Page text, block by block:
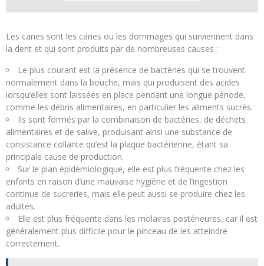
Les caries sont les caries ou les dommages qui surviennent dans
la dent et qui sont produits par de nombreuses causes :
Le plus courant est la présence de bactéries qui se trouvent
normalement dans la bouche, mais qui produisent des acides
lorsqu’elles sont laissées en place pendant une longue période,
comme les débris alimentaires, en particulier les aliments sucrés.
Ils sont formés par la combinaison de bactéries, de déchets
alimentaires et de salive, produisant ainsi une substance de
consistance collante qu’est la plaque bactérienne, étant sa
principale cause de production.
Sur le plan épidémiologique, elle est plus fréquente chez les
enfants en raison d’une mauvaise hygiène et de l’ingestion
continue de sucreries, mais elle peut aussi se produire chez les
adultes.
Elle est plus fréquente dans les molaires postérieures, car il est
généralement plus difficile pour le pinceau de les atteindre
correctement.